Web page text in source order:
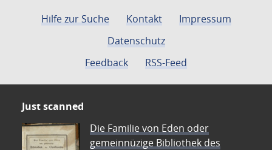
Hilfe zur Suche Kontakt
Impressum
Datenschutz
Feedback
RSS-Feed
Just scanned
Die Familie von Eden oder
gemeinnüzige Bibliothek des